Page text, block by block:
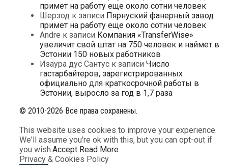
примет на работу еще около сотни человек
Шерзод к записи Пярнуский фанерный завод
примет на работу еще около сотни человек
Andre к записи Компания «TransferWise»
увеличит свой штат на 750 человек и наймет в
Эстонии 150 новых работников
Изаура дус Сантус к записи Число
гастарбайтеров, зарегистрированных
официально для краткосрочной работы в
Эстонии, выросло за год в 1,7 раза
© 2010-2026 Все права сохранены.
This website uses cookies to improve your experience.
We'll assume you're ok with this, but you can opt-out if
you wish.Accept Read More
Privacy & Cookies Policy